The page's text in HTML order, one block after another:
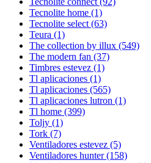
Tecnolite home (1)
Tecnolite select (63)
Teura (1)
The collection by illux (549)
The modern fan (37)
Timbres estevez (1)
Tl aplicaciones (1)
Tl aplicaciones (565)
Tl aplicaciones lutron (1)
Tl home (399)
Toljy (1)
Tork (7)
Ventiladores estevez (5)
Ventiladores hunter (158)